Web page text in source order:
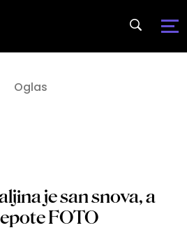
je san snova, a
FOTO